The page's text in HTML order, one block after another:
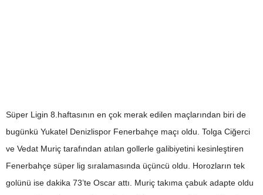
Süper Ligin 8.haftasının en çok merak edilen maçlarından biri de
bugünkü Yukatel Denizlispor Fenerbahçe maçı oldu. Tolga Ciğerci
ve Vedat Muriç tarafından atılan gollerle galibiyetini kesinleştiren
Fenerbahçe süper lig sıralamasında üçüncü oldu. Horozların tek
golünü ise dakika 73’te Oscar attı. Muriç takıma çabuk adapte oldu